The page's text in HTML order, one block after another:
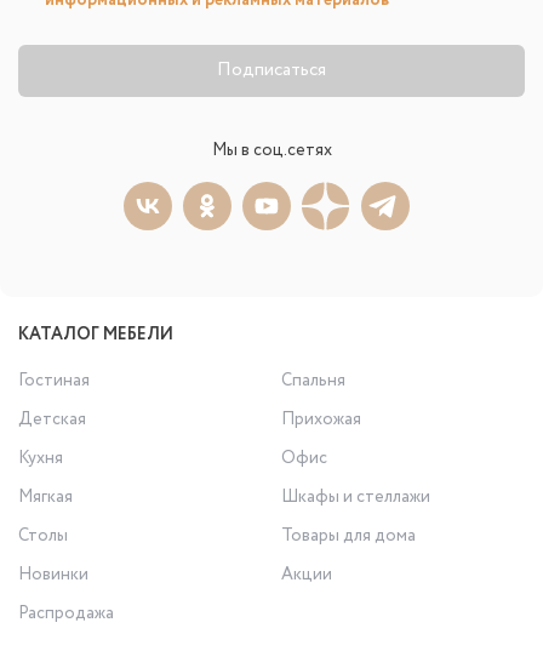
Подписаться
Мы в соц.сетях
КАТАЛОГ МЕБЕЛИ
Гостиная
Спальня
Детская
Прихожая
Кухня
Офис
Мягкая
Шкафы и стеллажи
Столы
Товары для дома
Новинки
Акции
Распродажа